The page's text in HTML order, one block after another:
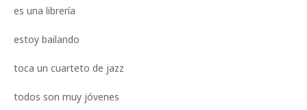
es una librería
estoy bailando
toca un cuarteto de jazz
todos son muy jóvenes